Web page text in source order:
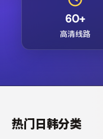
60+
高清线路
热门日韩分类